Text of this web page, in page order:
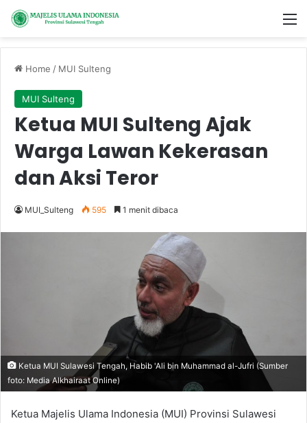
Home / MUI Sulteng
MUI Sulteng
Ketua MUI Sulteng Ajak
Warga Lawan Kekerasan
dan Aksi Teror
MUI_Sulteng 595 1 menit dibaca
Ketua MUI Sulawesi Tengah, Habib 'Ali bin Muhammad al-Jufri (Sumber
foto: Media Alkhairaat Online)
Ketua Majelis Ulama Indonesia (MUI) Provinsi Sulawesi